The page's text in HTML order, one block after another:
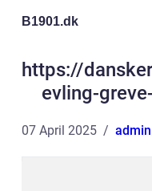
B1901.dk
https://
evling-
07 April 2025 admin